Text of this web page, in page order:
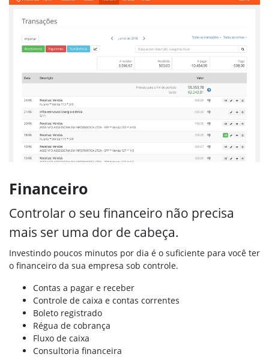
Financeiro
Controlar o seu financeiro não precisa
mais ser uma dor de cabeça.
Investindo poucos minutos por dia é o suficiente para você ter
o financeiro da sua empresa sob controle.
Contas a pagar e receber
Controle de caixa e contas correntes
Boleto registrado
Régua de cobrança
Fluxo de caixa
Consultoria financeira